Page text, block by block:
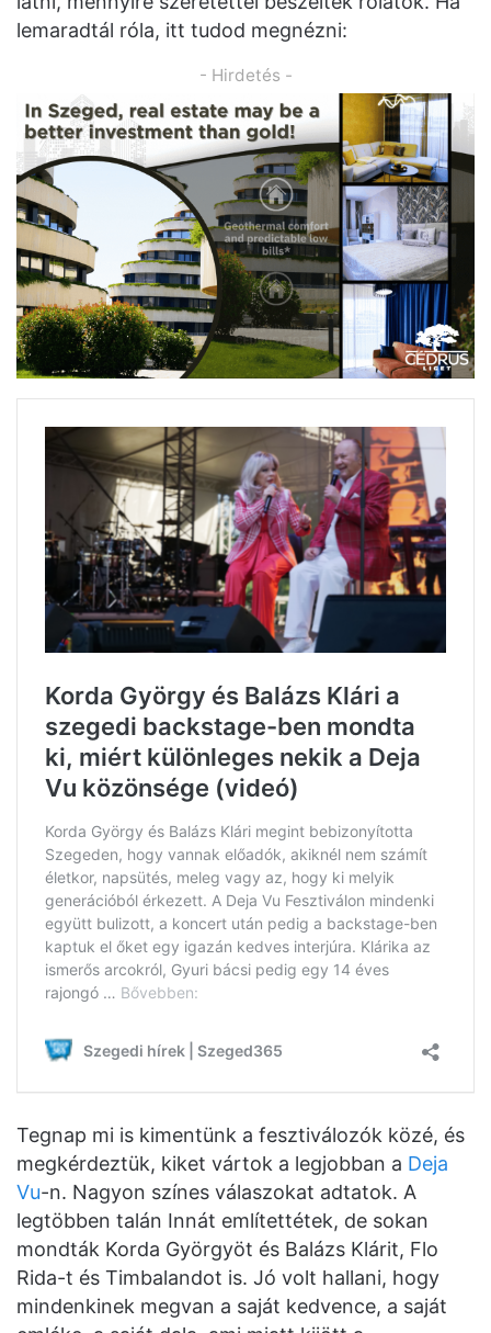
lemaradtál róla, itt tudod megnézni:
- Hirdetés -
Tegnap mi is kimentünk a fesztiválozók közé, és
megkérdeztük, kiket vártok a legjobban a Deja
Vu-n. Nagyon színes válaszokat adtatok. A
legtöbben talán Innát említettétek, de sokan
mondták Korda Györgyöt és Balázs Klárit, Flo
Rida-t és Timbalandot is. Jó volt hallani, hogy
mindenkinek megvan a saját kedvence, a saját